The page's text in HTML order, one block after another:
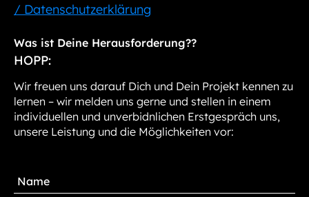
/ Datenschutzerklärung
Was ist Deine Herausforderung??
HOPP:
Wir freuen uns darauf Dich und Dein Projekt kennen zu
lernen – wir melden uns gerne und stellen in einem
individuellen und unverbidnlichen Erstgespräch uns,
unsere Leistung und die Möglichkeiten vor: